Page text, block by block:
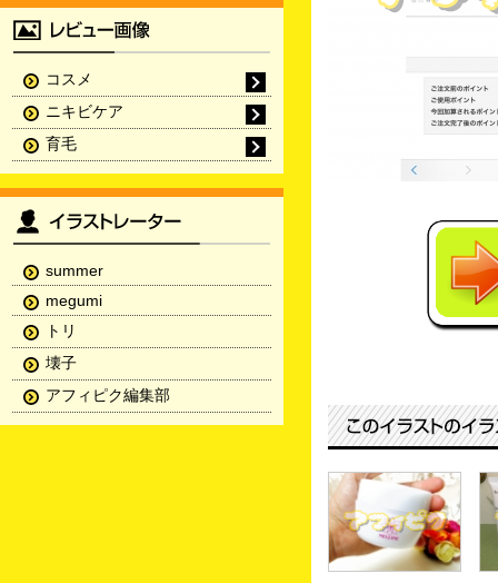
コスメ
ニキビケア
育毛
summer
megumi
トリ
壊子
アフィピク編集部